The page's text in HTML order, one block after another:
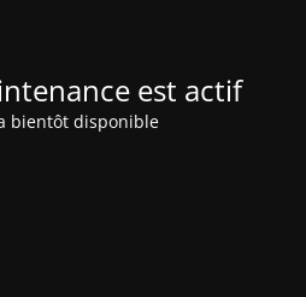
est actif
bientôt disponible